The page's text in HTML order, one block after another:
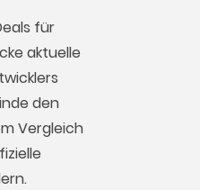
für
aktuelle
den
Vergleich